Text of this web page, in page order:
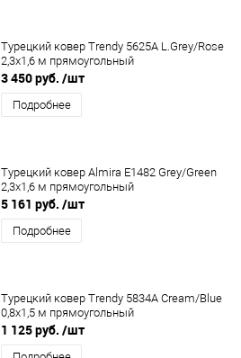
Турецкий ковер Trendy 5625A L.Grey/Rose
2,3x1,6 м прямоугольный
3 450 руб. /шт
Подробнее
Турецкий ковер Almira E1482 Grey/Green
2,3x1,6 м прямоугольный
5 161 руб. /шт
Подробнее
Турецкий ковер Trendy 5834A Cream/Blue
0,8x1,5 м прямоугольный
1 125 руб. /шт